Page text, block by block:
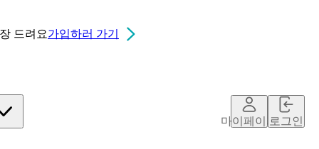
드려요가입하러 가기
마이페이지로그인